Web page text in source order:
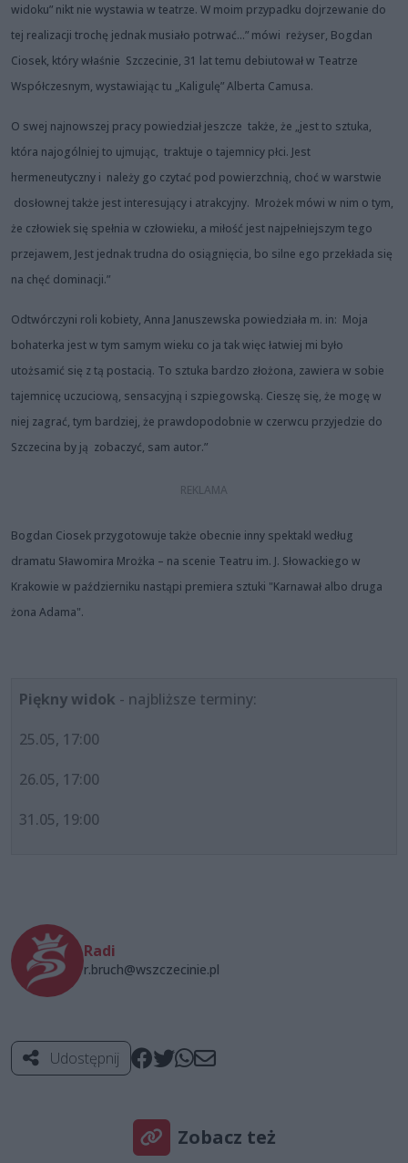
widoku” nikt nie wystawia w teatrze. W moim przypadku dojrzewanie do
tej realizacji trochę jednak musiało potrwać...” mówi reżyser, Bogdan
Ciosek, który właśnie Szczecinie, 31 lat temu debiutował w Teatrze
Współczesnym, wystawiając tu „Kaligulę” Alberta Camusa.
O swej najnowszej pracy powiedział jeszcze także, że „jest to sztuka,
która najogólniej to ujmując, traktuje o tajemnicy płci. Jest
hermeneutyczny i należy go czytać pod powierzchnią, choć w warstwie
dosłownej także jest interesujący i atrakcyjny. Mrożek mówi w nim o tym,
że człowiek się spełnia w człowieku, a miłość jest najpełniejszym tego
przejawem, Jest jednak trudna do osiągnięcia, bo silne ego przekłada się
na chęć dominacji.”
Odtwórczyni roli kobiety, Anna Januszewska powiedziała m. in: Moja
bohaterka jest w tym samym wieku co ja tak więc łatwiej mi było
utożsamić się z tą postacią. To sztuka bardzo złożona, zawiera w sobie
tajemnicę uczuciową, sensacyjną i szpiegowską. Cieszę się, że mogę w
niej zagrać, tym bardziej, że prawdopodobnie w czerwcu przyjedzie do
Szczecina by ją zobaczyć, sam autor.”
Bogdan Ciosek przygotowuje także obecnie inny spektakl według
dramatu Sławomira Mrożka – na scenie Teatru im. J. Słowackiego w
Krakowie w październiku nastąpi premiera sztuki "Karnawał albo druga
żona Adama".
Piękny widok - najbliższe terminy:
25.05, 17:00
26.05, 17:00
31.05, 19:00
Radi
r.bruch@wszczecinie.pl
Udostępnij
Zobacz też